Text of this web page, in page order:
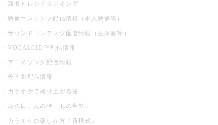
新曲トレンドランキング
映像コンテンツ配信情報（本人映像等）
サウンドコンテンツ配信情報（生演奏等）
VOCALOID™配信情報
アニメソング配信情報
外国曲配信情報
カラオケで盛り上がる曲
あの日、あの時、あの音楽。
カラオケの楽しみ方『新様式』